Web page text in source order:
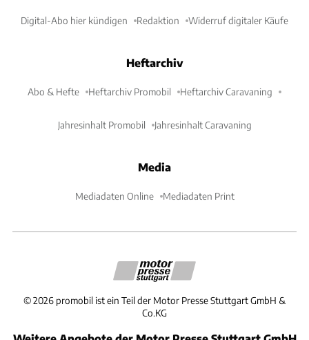
Digital-Abo hier kündigen Redaktion Widerruf digitaler Käufe
Heftarchiv
Abo & Hefte Heftarchiv Promobil Heftarchiv Caravaning
Jahresinhalt Promobil Jahresinhalt Caravaning
Media
Mediadaten Online Mediadaten Print
©2026 promobil ist ein Teil der Motor Presse Stuttgart GmbH &
Co.KG